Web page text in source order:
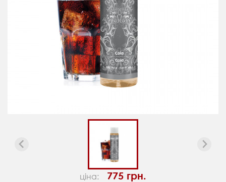
ціна: 775 грн.